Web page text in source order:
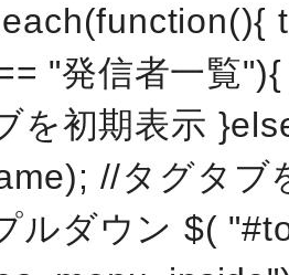
"発信者一覧
を初期表示
//タグタ
ルダウン $(